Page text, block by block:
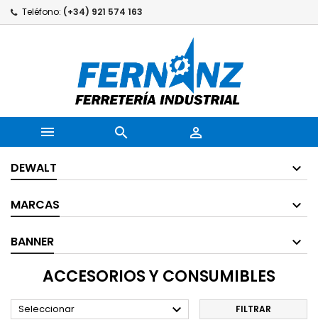
Teléfono: (+34) 921 574 163
  
DEWALT
MARCAS
BANNER
ACCESORIOS Y CONSUMIBLES
Seleccionar  FILTRAR